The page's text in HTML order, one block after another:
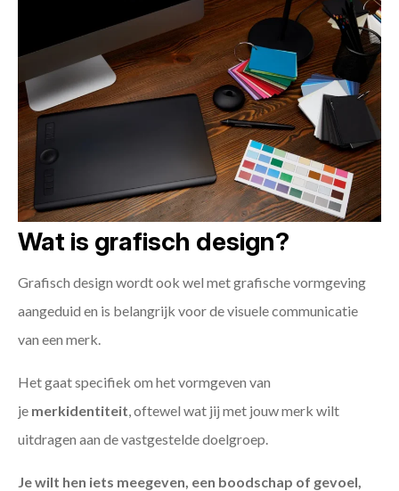
Wat is grafisch design?
Grafisch design wordt ook wel met grafische vormgeving
aangeduid en is belangrijk voor de visuele communicatie
van een merk.
Het gaat specifiek om het vormgeven van
je merkidentiteit , oftewel wat jij met jouw merk wilt
uitdragen aan de vastgestelde doelgroep.
Je wilt hen iets meegeven, een boodschap of gevoel,